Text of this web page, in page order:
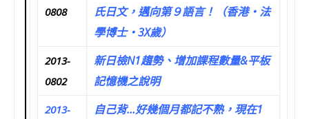
0808
氏日文，邁向第９語言！（香港‧法
學博士‧3X歲）
2013-
0802
新日檢N1趨勢、增加課程數量&平板
記憶機之說明
2013-
自己背…好幾個月都記不熟，現在1